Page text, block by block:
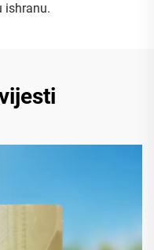
ishranu.